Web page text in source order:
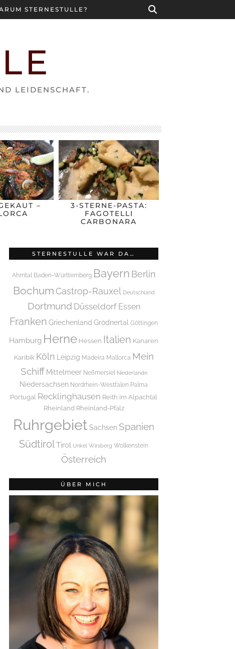
LEIDENSCHAFT.
STERNESTULLE?
–
3-STERNE-PASTA:
FAGOTELLI
CARBONARA
STERNESTULLE WAR DA…
Ahrntal Baden-Württemberg Bayern Berlin
Bochum Castrop-Rauxel Deutschland
Dortmund Düsseldorf Essen
Franken Griechenland Grödnertal Göttingen
Hamburg Herne Hessen Italien Kanaren
Karibik Köln Leipzig Madeira Mallorca Mein
Schiff Mittelmeer Neßmersiel Niederlande
Niedersachsen Nordrhein-Westfalen Palma
Portugal Recklinghausen Reith im Alpachtal
Rheinland Rheinland-Pfalz
Ruhrgebiet Sachsen Spanien
SüdtirolTirol Unkel Wirsberg Wolkenstein
Österreich
ÜBER MICH